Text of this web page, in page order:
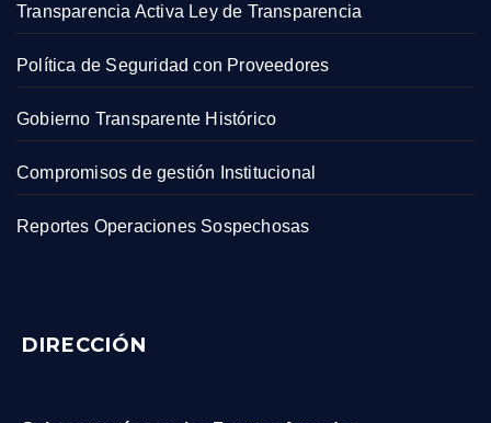
Transparencia Activa Ley de Transparencia
Política de Seguridad con Proveedores
Gobierno Transparente Histórico
Compromisos de gestión Institucional
Reportes Operaciones Sospechosas
DIRECCIÓN